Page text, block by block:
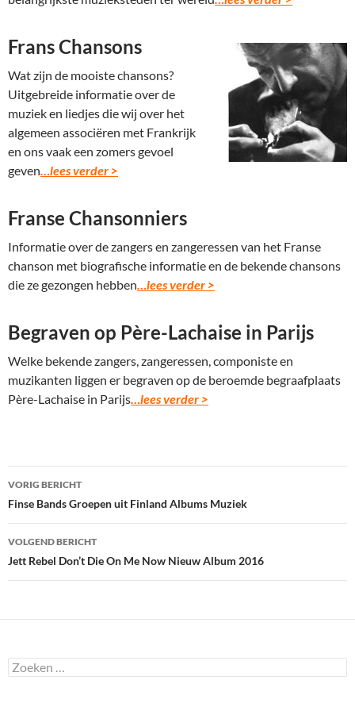
Frans Chansons
Wat zijn de mooiste chansons?
Uitgebreide informatie over de
muziek en liedjes die wij over het
algemeen associëren met Frankrijk
en ons vaak een zomers gevoel
geven…lees verder >
Franse Chansonniers
Informatie over de zangers en zangeressen van het Franse
chanson met biografische informatie en de bekende chansons
die ze gezongen hebben…lees verder >
Begraven op Père-Lachaise in Parijs
Welke bekende zangers, zangeressen, componiste en
muzikanten liggen er begraven op de beroemde begraafplaats
Père-Lachaise in Parijs…lees verder >
Bericht
navigatie
VORIG BERICHT
Finse Bands Groepen uit Finland Albums Muziek
VOLGEND BERICHT
Jett Rebel Don’t Die On Me Now Nieuw Album 2016
Zoeken
naar: